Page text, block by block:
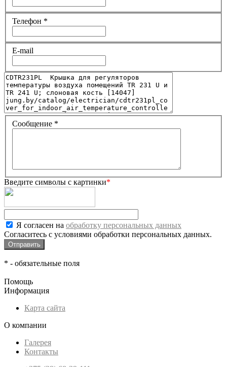
Телефон *
E-mail
Сообщение *
Введите символы с картинки*
Я согласен на обработку персональных данных
Согласитесь с условиями обработки персональных данных.
* - обязательные поля
Помощь
Информация
Карта сайта
О компании
Галерея
Контакты